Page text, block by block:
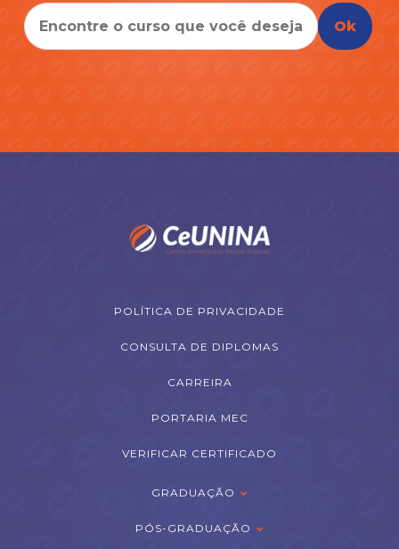
Ok
POLÍTICA DE PRIVACIDADE
CONSULTA DE DIPLOMAS
CARREIRA
PORTARIA MEC
VERIFICAR CERTIFICADO
GRADUAÇÃO
PÓS-GRADUAÇÃO